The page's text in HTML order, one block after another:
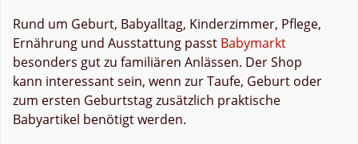
Rund um Geburt, Babyalltag, Kinderzimmer, Pflege,
Ernährung und Ausstattung passt Babymarkt
besonders gut zu familiären Anlässen. Der Shop
kann interessant sein, wenn zur Taufe, Geburt oder
zum ersten Geburtstag zusätzlich praktische
Babyartikel benötigt werden.